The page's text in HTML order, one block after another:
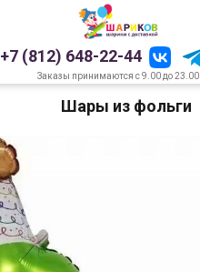
+7 (812) 648-22-44
Заказы принимаются с 9.00 до 23.00
Шары из фольги